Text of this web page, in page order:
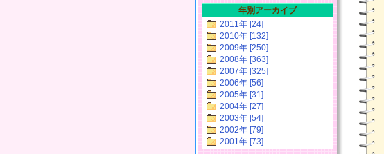
年別アーカイブ
2011年 [24]
2010年 [132]
2009年 [250]
2008年 [363]
2007年 [325]
2006年 [56]
2005年 [31]
2004年 [27]
2003年 [54]
2002年 [79]
2001年 [73]